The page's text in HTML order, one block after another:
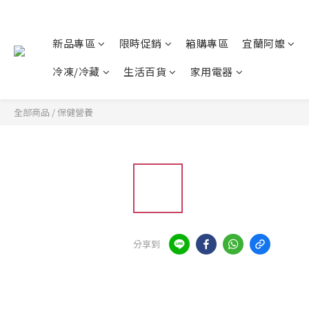
新品專區 限時促銷 箱購專區 宜蘭阿嬤
冷凍/冷藏
生活百貨 家用電器
全部商品 /保健營養
分享到